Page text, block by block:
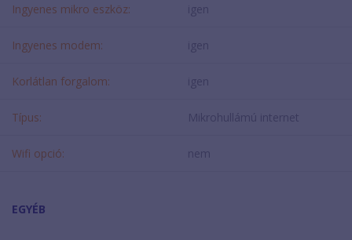
Ingyenes mikro eszköz: igen
Ingyenes modem: igen
Korlátlan forgalom: igen
Típus: Mikrohullámú internet
Wifi opció: nem
EGYÉB